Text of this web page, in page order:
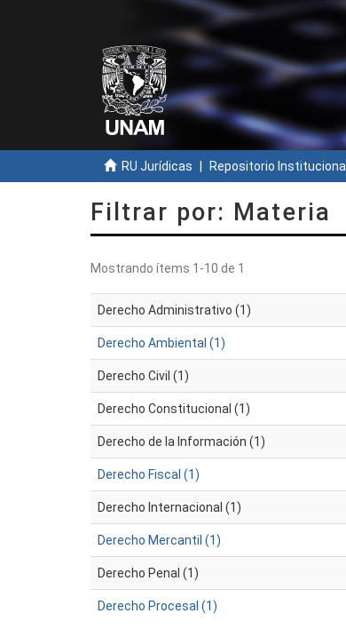
RU Jurídicas Repositorio Institucional
Filtrar por: Materia
Mostrando ítems 1-10 de 1
Derecho Administrativo (1)
Derecho Ambiental (1)
Derecho Civil (1)
Derecho Constitucional (1)
Derecho de la Información (1)
Derecho Fiscal (1)
Derecho Internacional (1)
Derecho Mercantil (1)
Derecho Penal (1)
Derecho Procesal (1)